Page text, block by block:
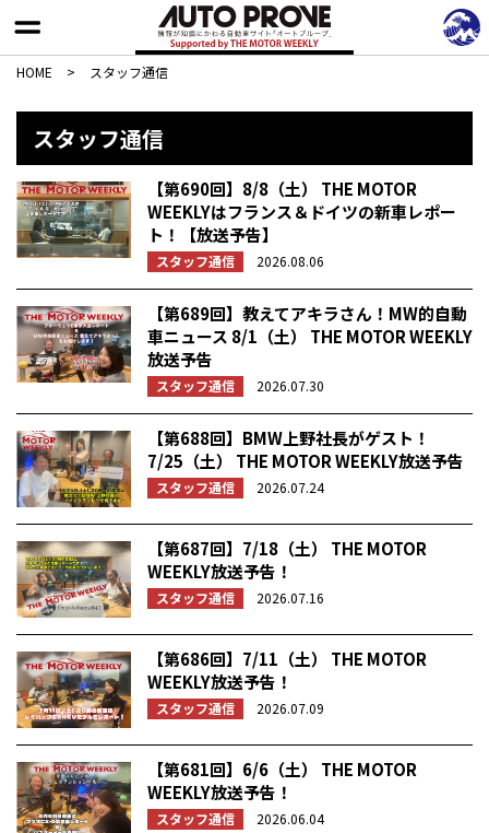
HOME > スタッフ通信
スタッフ通信
【第690回】8/8（土） THE MOTOR
WEEKLYはフランス＆ドイツの新車レポー
ト！【放送予告】
スタッフ通信 2026.08.06
【第689回】教えてアキラさん！MW的自動
車ニュース 8/1（土） THE MOTOR WEEKLY
放送予告
スタッフ通信 2026.07.30
【第688回】BMW上野社長がゲスト！
7/25（土） THE MOTOR WEEKLY放送予告
スタッフ通信 2026.07.24
【第687回】7/18（土） THE MOTOR
WEEKLY放送予告！
スタッフ通信 2026.07.16
【第686回】7/11（土） THE MOTOR
WEEKLY放送予告！
スタッフ通信 2026.07.09
【第681回】6/6（土） THE MOTOR
WEEKLY放送予告！
スタッフ通信 2026.06.04